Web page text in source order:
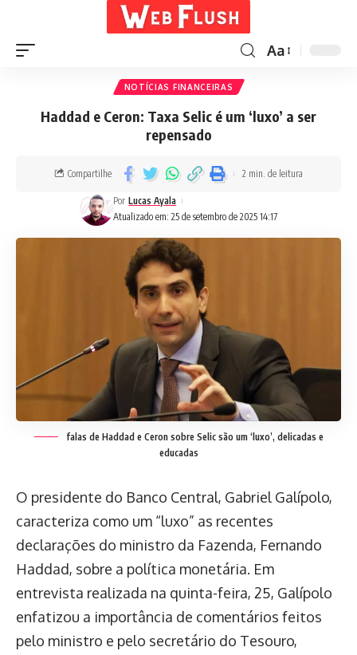
Aa
NOTÍCIAS FINANCEIRAS
Haddad e Ceron: Taxa Selic é um ‘luxo’ a ser
repensado
Atualizado em: 25 de setembro de 2025 14:17
Por Lucas Ayala
Compartilhe 2 min. de leitura
falas de Haddad e Ceron sobre Selic são um ‘luxo’, delicadas e
educadas
O presidente do Banco Central, Gabriel Galípolo,
caracteriza como um “luxo” as recentes
declarações do ministro da Fazenda, Fernando
Haddad, sobre a política monetária. Em
entrevista realizada na quinta-feira, 25, Galípolo
enfatizou a importância de comentários feitos
pelo ministro e pelo secretário do Tesouro,